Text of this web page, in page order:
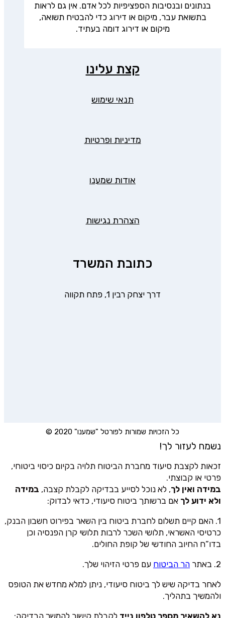
בנתונים ובנסיבות הספציפיות לכל אדם. אין גם לראות
בתשואת עבר, מיקום או דירוג כדי להבטיח תשואה,
מיקום או דירוג דומה בעתיד.
קצת עלינו
תנאי שימוש
מדיניות ופרטיות
אודות שמענו
הצהרת נגישות
כתובת המשרד
דרך יצחק רבין 1, פתח תקווה
כל הזכויות שמורות לפורטל "שמענו" 2020 ©
נשמח לעזור לך!
זכאות לקצבת סיעוד מחברת הביטוח תלויה בקיום כיסוי ביטוחי,
פרטי או קבוצתי.
במידה ואין לך, לא נוכל לסייע בבדיקה לקבלת קצבה, במידה
ולא ידוע לך אם ברשותך ביטוח סיעודי, כדאי לבדוק:
1. האם קיים תשלום לחברת ביטוח בין השאר בפירוט חשבון הבנק,
כרטיסי האשראי, תלושי השכר לרבות תלושי קרן הפנסיה וכן
בדו”ח החיוב החודשי של קופת החולים.
2. באתר
הר הביטוח עם פרטי הזיהוי שלך.
לאחר בדיקה שיש לך ביטוח סיעודי, ניתן למלא מחדש את הטופס
ולהמשיך בתהליך.
נא להשאיר מספר טלפון נייד לקבלת קישור להמשך הבדיקה: